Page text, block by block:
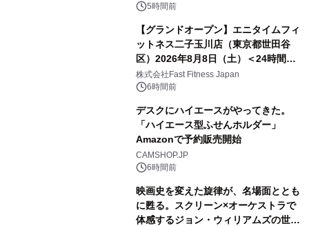
5時間前
【グランドオープン】エニタイムフィ
ットネス二子玉川店（東京都世田谷
区）2026年8月8日（土）＜24時間年
中無休のフィットネスジム＞
株式会社Fast Fitness Japan
6時間前
デスクにハイエースがやってきた。
「ハイエース型ふせんホルダー」
Amazonで予約販売開始
CAMSHOP.JP
6時間前
映画史を変えた旋律が、名場面ととも
に甦る。スクリーン×オーケストラで
体感するジョン・ウィリアムズの世